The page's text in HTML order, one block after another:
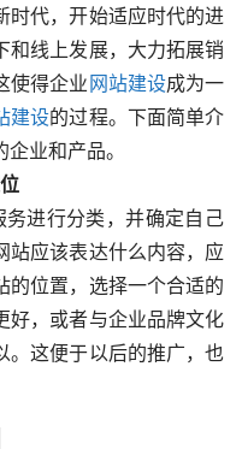
时代，开始适应时代的进
和线上发展，大力拓展销
使得企业网站建设成为一
建设的过程。下面简单介
业和产品。
站应该表达什么内容，应
的位置，选择一个合适的
好，或者与企业品牌文化
。这便于以后的推广，也